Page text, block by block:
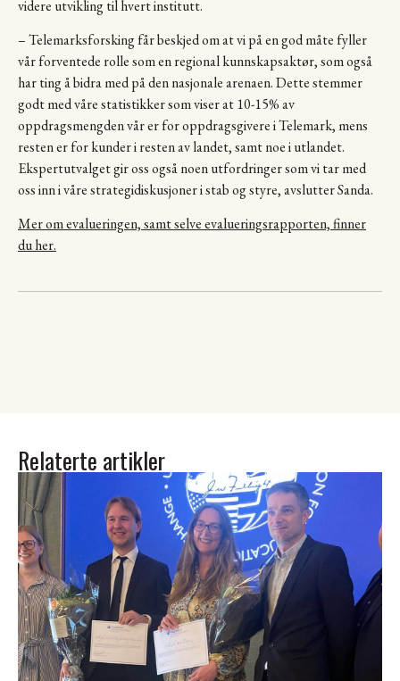
videre utvikling til hvert institutt.
– Telemarksforsking får beskjed om at vi på en god måte fyller
vår forventede rolle som en regional kunnskapsaktør, som også
har ting å bidra med på den nasjonale arenaen. Dette stemmer
godt med våre statistikker som viser at 10-15% av
oppdragsmengden vår er for oppdragsgivere i Telemark, mens
resten er for kunder i resten av landet, samt noe i utlandet.
Ekspertutvalget gir oss også noen utfordringer som vi tar med
oss inn i våre strategidiskusjoner i stab og styre, avslutter Sanda.
Mer om evalueringen, samt selve evalueringsrapporten, finner
du her.
Relaterte artikler